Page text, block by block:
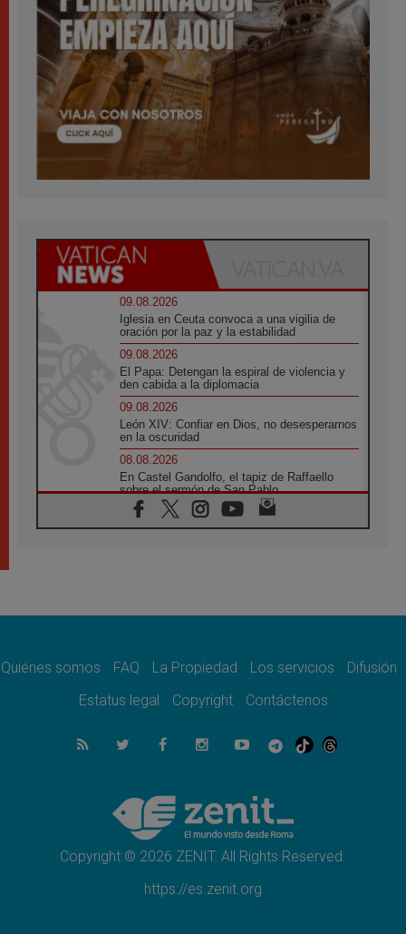
09.08.2026
Iglesia en Ceuta convoca a una vigilia de
oración por la paz y la estabilidad
09.08.2026
El Papa: Detengan la espiral de violencia y
den cabida a la diplomacia
09.08.2026
León XIV: Confiar en Dios, no desesperarnos
en la oscuridad
08.08.2026
En Castel Gandolfo, el tapiz de Raffaello
sobre el sermón de San Pablo
08.08.2026
En Colombia, «la paz no se compra con una
08.08.2026
08.08.2026
del Buen Consejo de Genazzano
Filipinas: el Vicariato Apostólico de Calapán
se convierte en diócesis
Honduras: Los desplazados invisibles de una
crisis olvidada
Quiénes somos FAQ La Propiedad Los servicios
Difusión
Estatus legal
Copyright Contáctenos
Copyright © 2026 ZENIT. All Rights Reserved.
https://es.zenit.org